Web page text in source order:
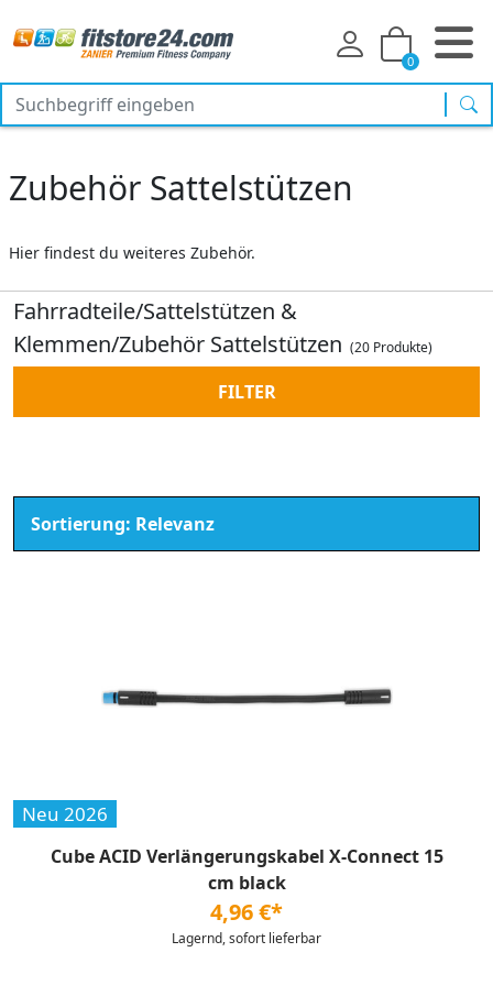
0
Zubehör Sattelstützen
Hier findest du weiteres Zubehör.
Fahrradteile/Sattelstützen &
Klemmen/Zubehör Sattelstützen (20 Produkte)
FILTER
Neu 2026
Cube ACID Verlängerungskabel X-Connect 15
cm black
4,96 €*
Lagernd, sofort lieferbar